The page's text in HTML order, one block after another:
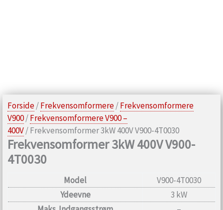
Forside/Frekvensomformere/Frekvensomformere
V900/Frekvensomformere V900 –
400V/ Frekvensomformer 3kW 400V V900-4T0030
Frekvensomformer 3kW 400V V900-
4T0030
Model
V900-4T0030
Ydeevne
3 kW